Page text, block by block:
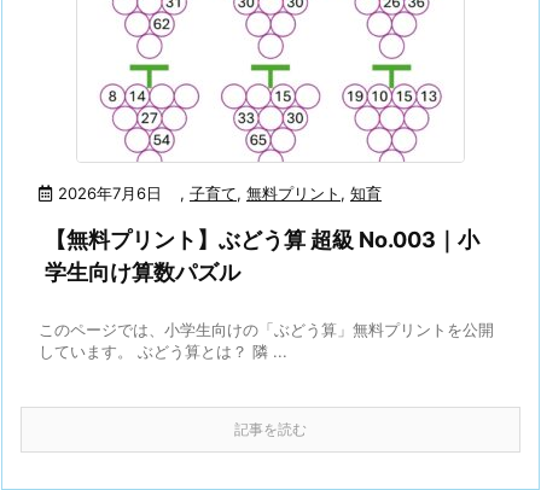
2026年7月6日 , 子育て, 無料プリント , 知育
【無料プリント】ぶどう算 超級 No.003｜小
学生向け算数パズル
このページでは、小学生向けの「ぶどう算」無料プリントを公開
しています。 ぶどう算とは？ 隣 ...
記事を読む